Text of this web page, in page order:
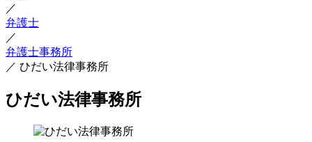
／
弁護士
／
弁護士事務所
／ ひだい法律事務所
ひだい法律事務所